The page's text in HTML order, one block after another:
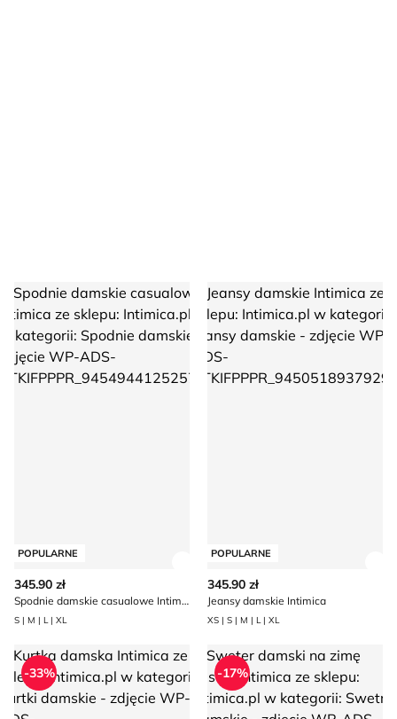
damskie casualowe Intimica
POPULARNE
345.90 zł
Spodnie damskie casualowe Intimica
S | M | L | XL
Jeansy damskie Intimica
POPULARNE
345.90 zł
Jeansy damskie Intimica
XS | S | M | L | XL
damska Intimica
-33%
Sweter damski na zimę
-17%